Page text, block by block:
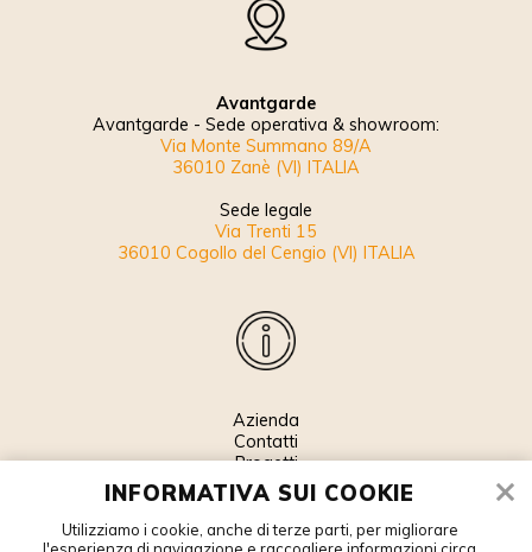
Avantgarde
Avantgarde - Sede operativa & showroom:
Via Monte Summano 89/A
36010 Zanè (VI) ITALIA
Sede legale
Via Trenti 15
36010 Cogollo del Cengio (VI) ITALIA
Azienda
Contatti
Progetti
News
Informativa sui cookie
Privacy
INFORMATIVA SUI COOKIE
Utilizziamo i cookie, anche di terze parti, per migliorare
l'esperienza di navigazione e raccogliere informazioni circa